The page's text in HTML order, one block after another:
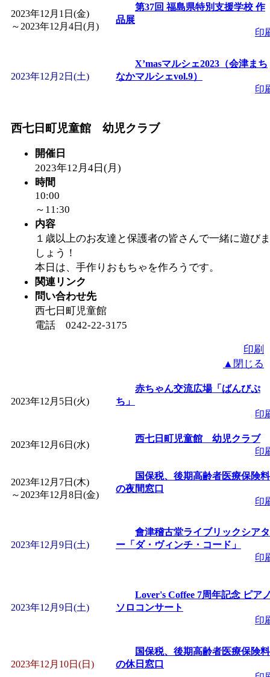
2026/07/10～2026/08/
子育て交流広場「
間：2026/07/13～2026/
「子育て交流広場「
間：2026/08/10～
「赤ちゃん子育て講
付期間：2026/08/10～
「赤ちゃん子育て講
付期間：2026/08/10～
「まだまだ暑い！コ
レクリエーション
ットせよ！
」 受付期
「皆鶴姫のこびる塾
～」 受付期間：～
「子育て交流広場「
間：2026/08/10～
「赤ちゃん交流広場
「みなづる号乗車体
「堂島地区歴史ウオ
2023年12月1日(金)
～ 2023年12月4日(月)
第37回 福島県特別支援学校 作
品展
印
2023年12月2日(土)
X’masマルシェ2023（会津まち
なかマルシェvol.9）
印
西七日町児童館 幼児クラブ
開催日
2023年12月4日(月)
時間
10:00
～11:30
内容
１歳以上のお友達と保護者の皆さんで一緒に遊びま
しょう！
本日は、手作りおもちゃを作ろうです。
関連リンク
問い合わせ先
西七日町児童館
電話 0242-22-3175
印刷
▲閉じる
2023年12月5日(火)
赤ちゃん交流広場「ばんびぷ
ち」
印
2023年12月6日(水)
西七日町児童館 幼児クラブ
印
2023年12月7日(木)
～ 2023年12月8日(金)
国保税、後期高齢者医療保険料
の夜間窓口
印
2023年12月9日(土)
會津稽古堂ライブリックシアタ
ー「ダ・ヴィンチ・コード」
印
2023年12月9日(土)
Lover's Coffee 7周年記念 ピア
ソロコンサート
印
2023年12月10日(日)
国保税、後期高齢者医療保険料
の休日窓口